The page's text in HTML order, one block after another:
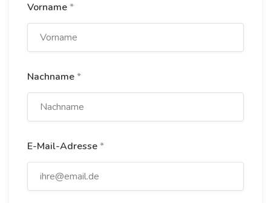
Vorname*
Nachname*
E-Mail-Adresse*